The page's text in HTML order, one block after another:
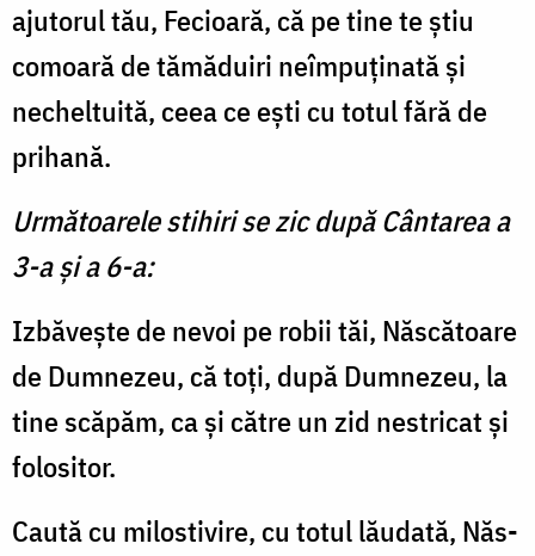
aju­torul tău, Fecioară, că pe tine te știu
comoară de tămăduiri neîmpuținată și
necheltuită, ceea ce ești cu totul fără de
prihană.
Următoarele stihiri se zic după Cântarea a
3-a și a 6-a:
Izbăvește de nevoi pe robii tăi, Născă­toare
de Dumnezeu, că toți, după Dumnezeu, la
tine scăpăm, ca și către un zid nestricat și
folositor.
Caută cu milostivire, cu totul lăudată, Năs­